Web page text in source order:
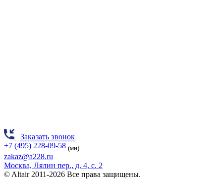
Заказать звонок
+7 (495) 228-09-58 (мн)
zakaz@a228.ru
Москва, Лялин пер., д. 4, с. 2
© Altair 2011-2026 Все права защищены.